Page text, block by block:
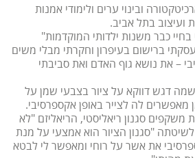
ובינוי ערים ולימודי אמנות
ועיצוב בתל אביב.
כבר משנות ילדותי המוקדמות"
ברישום בעיפרון וחקרתי מבלי משים
– את נושא גוף האדם ואת סביבתי
דגש דווקא על ציור בצבעי שמן על
לה לצייר באופן אקספרסיבי.
משקפים סגנון ריאליסטי, הריאליזם "לא
"סגנון הציור הוא אמצעי על מנת
את אשר על רוחי ומאפשר לי לבטא